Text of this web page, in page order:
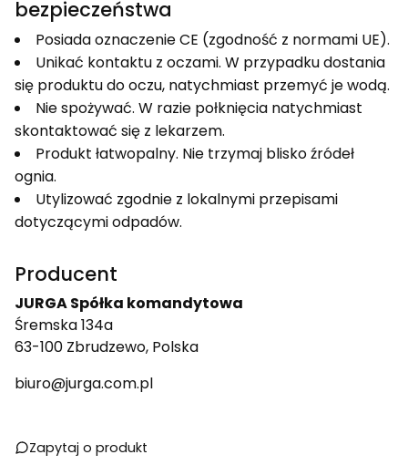
bezpieczeństwa
Posiada oznaczenie CE (zgodność z normami UE).
Unikać kontaktu z oczami. W przypadku dostania
się produktu do oczu, natychmiast przemyć je wodą.
Nie spożywać. W razie połknięcia natychmiast
skontaktować się z lekarzem.
Produkt łatwopalny. Nie trzymaj blisko źródeł
ognia.
Utylizować zgodnie z lokalnymi przepisami
dotyczącymi odpadów.
Producent
JURGA Spółka komandytowa
Śremska 134a
63-100 Zbrudzewo, Polska
biuro@jurga.com.pl
Zapytaj o produkt